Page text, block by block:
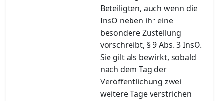
Beteiligten, auch wenn die
InsO neben ihr eine
besondere Zustellung
vorschreibt, § 9 Abs. 3 InsO.
Sie gilt als bewirkt, sobald
nach dem Tag der
Veröffentlichung zwei
weitere Tage verstrichen